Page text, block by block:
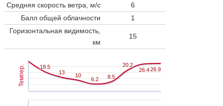
Средняя скорость ветра, м/с
6
Балл общей облачности
1
Горизонтальная видимость,
км
15
Темпер. 18.5
18.5
13
13 10
10
6.2
6.2 8.5
8.5
20.2
20.2
26.4
26.4 26.9
26.9